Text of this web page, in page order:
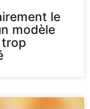
le
modèle
trop